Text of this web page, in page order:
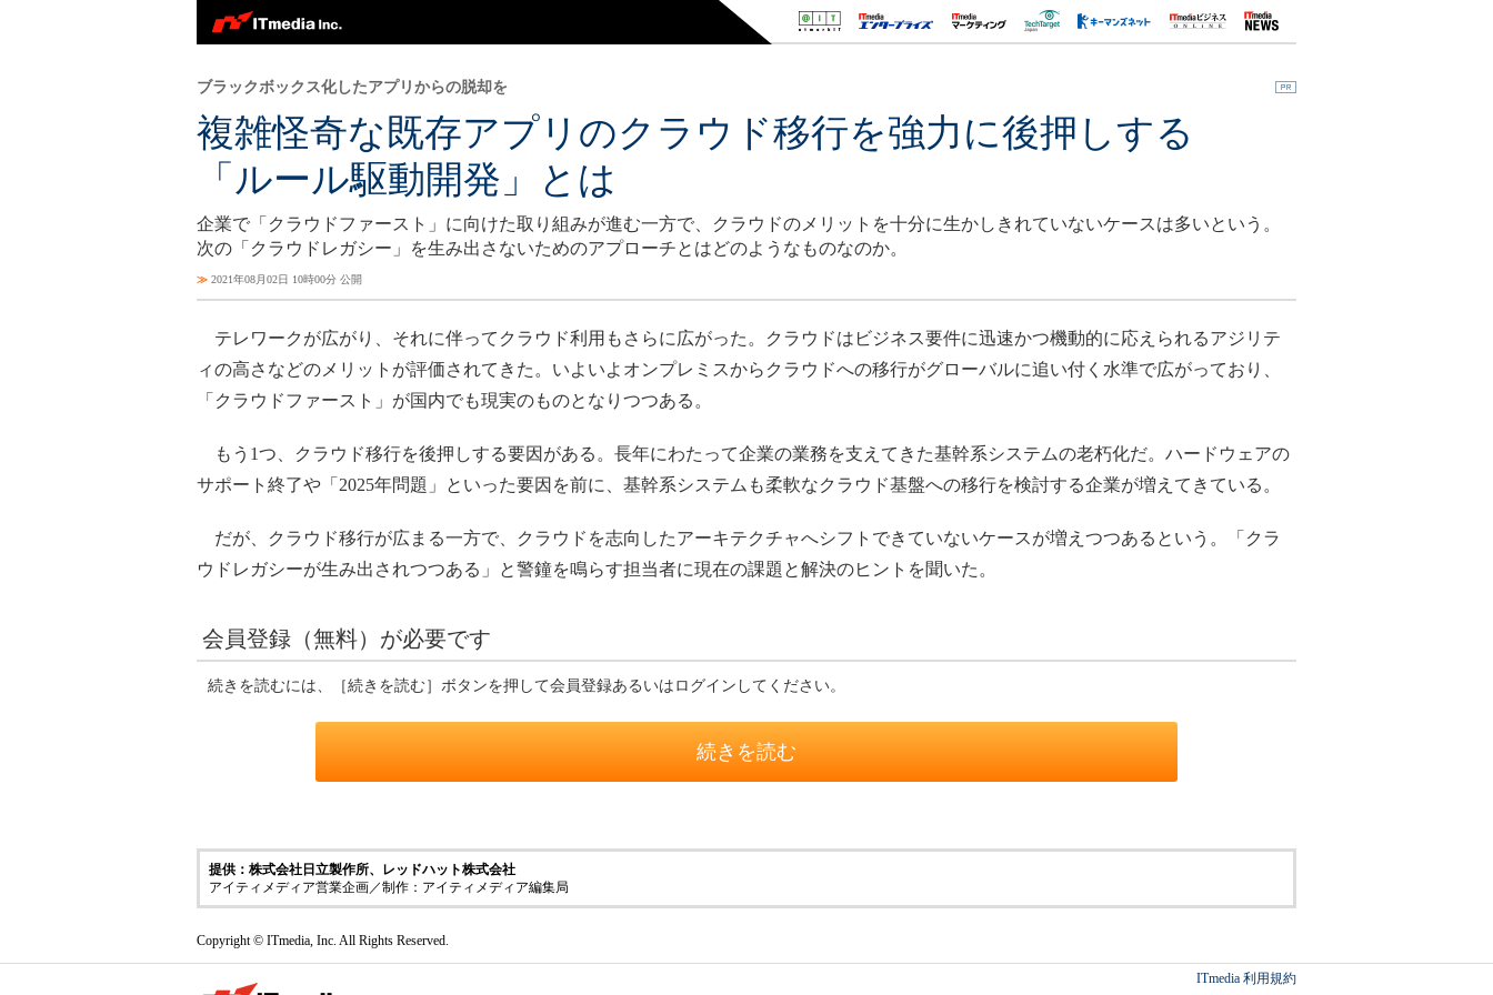
複雑怪奇な既存アプリのクラウド移行を強力に後押しする
「ルール駆動開発」とは
ブラックボックス化したアプリからの脱却を
企業で「クラウドファースト」に向けた取り組みが進む一方で、クラウドのメリットを十分に生かしきれていないケースは多いという。
次の「クラウドレガシー」を生み出さないためのアプローチとはどのようなものなのか。
≫ 2021年08月02日 10時00分 公開
テレワークが広がり、それに伴ってクラウド利用もさらに広がった。クラウドはビジネス要件に迅速かつ機動的に応えられるアジリテ
ィの高さなどのメリットが評価されてきた。いよいよオンプレミスからクラウドへの移行がグローバルに追い付く水準で広がっており、
「クラウドファースト」が国内でも現実のものとなりつつある。
もう1つ、クラウド移行を後押しする要因がある。長年にわたって企業の業務を支えてきた基幹系システムの老朽化だ。ハードウェアの
サポート終了や「2025年問題」といった要因を前に、基幹系システムも柔軟なクラウド基盤への移行を検討する企業が増えてきている。
だが、クラウド移行が広まる一方で、クラウドを志向したアーキテクチャへシフトできていないケースが増えつつあるという。「クラ
ウドレガシーが生み出されつつある」と警鐘を鳴らす担当者に現在の課題と解決のヒントを聞いた。
会員登録（無料）が必要です
続きを読むには、［続きを読む］ボタンを押して会員登録あるいはログインしてください。
続きを読む
提供：株式会社日立製作所、レッドハット株式会社
アイティメディア営業企画／制作：アイティメディア編集局
Copyright © ITmedia, Inc. All Rights Reserved.
ITmedia 利用規約